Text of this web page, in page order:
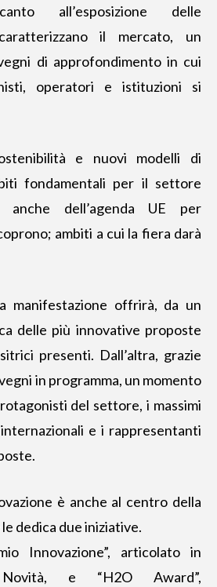
all’esposizione delle
il mercato, un
di approfondimento in cui
operatori e istituzioni si
e nuovi modelli di
fondamentali per il settore
dell’agenda UE per
ambiti a cui la fiera darà
manifestazione offrirà, da un
delle più innovative proposte
presenti. Dall’altra, grazie
in programma, un momento
del settore, i massimi
e i rappresentanti
è anche al centro della
dedica due iniziative.
Innovazione”, articolato in
e “H2O Award”,